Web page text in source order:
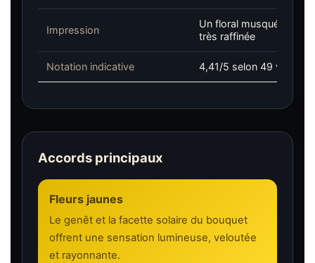
Impression
Un floral musqué
très raffinée
Notation indicative 4,41/5 selon 49 votes
Accords principaux
Fleurs jaunes
Le genêt et la facette solaire du bouquet
offrent une sensation lumineuse, veloutée
et rayonnante.